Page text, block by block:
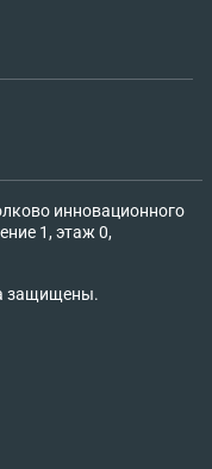
инновационного
1, этаж 0,
защищены.